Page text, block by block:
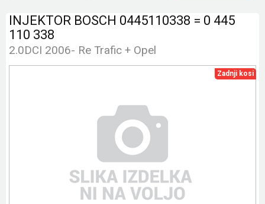
INJEKTOR BOSCH 0445110338 = 0 445
110 338
2.0DCI 2006- Re Trafic + Opel
Zadnji kosi